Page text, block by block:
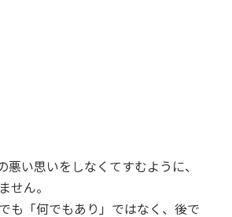
い思いをしなくてすむように、
せん。
も「何でもあり」ではなく、後で